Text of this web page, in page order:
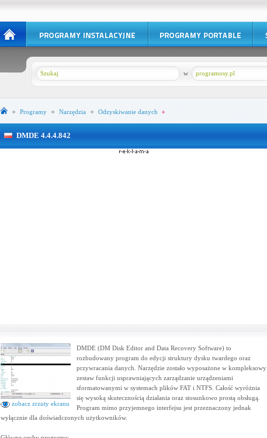
programosy.pl
w
Programy Narzędzia Odzyskiwanie danych
DMDE 4.4.4.842
zobacz zrzuty ekranu
DMDE (DM Disk Editor and Data Recovery Software) to
rozbudowany program do edycji struktury dysku twardego oraz
przywracania danych. Narzędzie zostało wyposażone w kompleksowy
zestaw funkcji usprawniających zarządzanie urządzeniami
sformatowanymi w systemach plików FAT i NTFS. Całość wyróżnia
się wysoką skutecznością działania oraz stosunkowo prostą obsługą.
Program mimo przyjemnego interfejsu jest przeznaczony jednak
wyłącznie dla doświadczonych użytkowników.